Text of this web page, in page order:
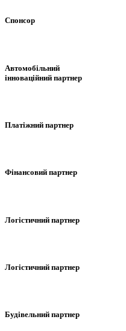
Спонсор
Автомобільний
інноваційний партнер
Платіжний партнер
Фінансовий партнер
Логістичний партнер
Логістичний партнер
Будівельний партнер